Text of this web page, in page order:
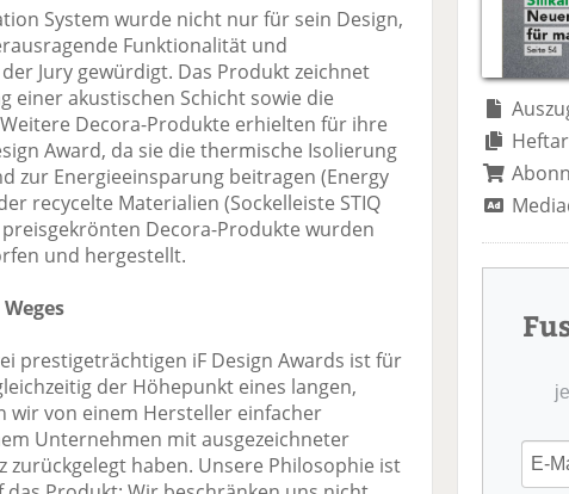
te
e
n
il
n
n
e
System wurde nicht nur für sein Design,
Funktionalität und
Jury gewürdigt. Das Produkt zeichnet
einer akustischen Schicht sowie die
Decora-Produkte erhielten für ihre
Award, da sie die thermische Isolierung
zur Energieeinsparung beitragen (Energy
recycelte Materialien (Sockelleiste STIQ
Decora-Produkte wurden
und hergestellt.
prestigeträchtigen iF Design Awards ist für
der Höhepunkt eines langen,
wir von einem Hersteller einfacher
Unternehmen mit ausgezeichneter
zurückgelegt haben. Unsere Philosophie ist